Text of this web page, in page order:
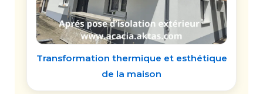
Transformation thermique et esthétique
de la maison